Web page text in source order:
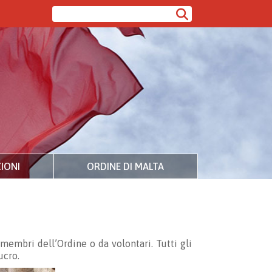
ORDINE DI MALTA
dell’Ordine o da volontari. Tutti gli